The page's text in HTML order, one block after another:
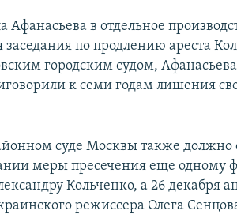
Афанасьева в отдельное
заседания по продлению ареста
городским судом,
к семи годам лишения
суде Москвы также должно
меры пресечения еще одному
Кольченко, а 26 декабря
режиссера Олега